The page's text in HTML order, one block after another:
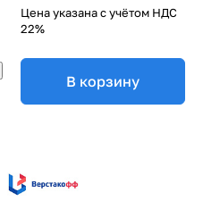
Цена указана с учётом НДС
22%
В корзину